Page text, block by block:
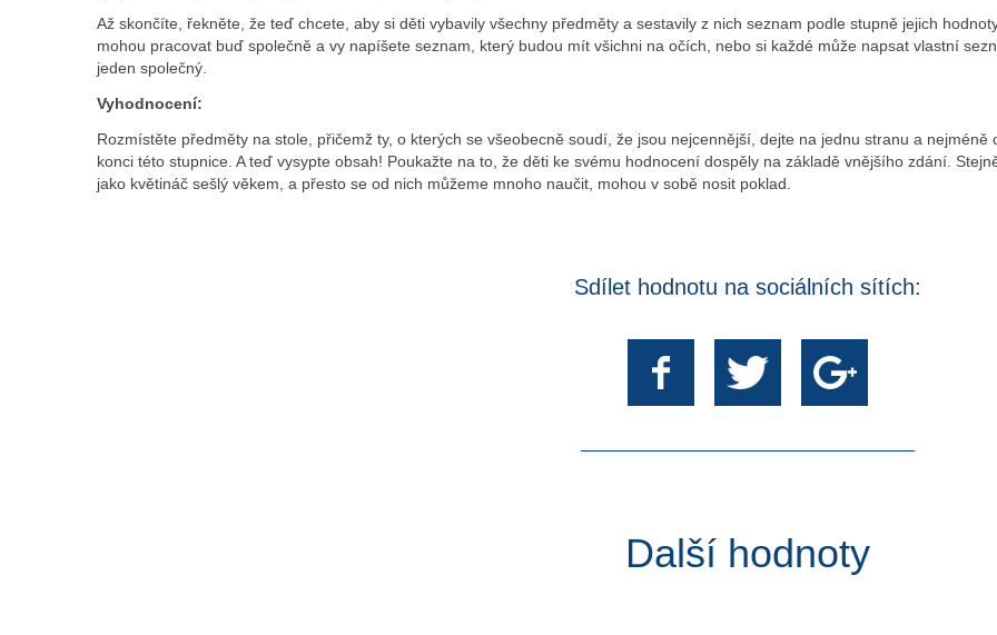
Až skončíte, řekněte, že teď chcete, aby si děti vybavily všechny předměty a sestavily z nich seznam podle stupně jejich
mohou pracovat buď společně a vy napíšete seznam, který budou mít všichni na očích, nebo si každé může napsat vlastní
jeden společný.
Vyhodnocení:
Rozmístěte předměty na stole, přičemž ty, o kterých se všeobecně soudí, že jsou nejcennější, dejte na jednu stranu a
konci této stupnice. A teď vysypte obsah! Poukažte na to, že děti ke svému hodnocení dospěly na základě vnějšího zdání.
jako květináč sešlý věkem, a přesto se od nich můžeme mnoho naučit, mohou v sobě nosit poklad.
Sdílet hodnotu na sociálních sítích:
Další hodnoty